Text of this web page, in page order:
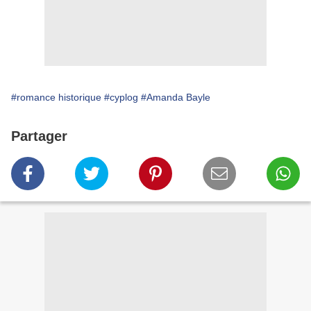
#romance historique #cyplog #Amanda Bayle
Partager